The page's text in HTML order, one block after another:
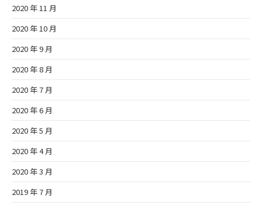
2020 年 11 月
2020 年 10 月
2020 年 9 月
2020 年 8 月
2020 年 7 月
2020 年 6 月
2020 年 5 月
2020 年 4 月
2020 年 3 月
2019 年 7 月